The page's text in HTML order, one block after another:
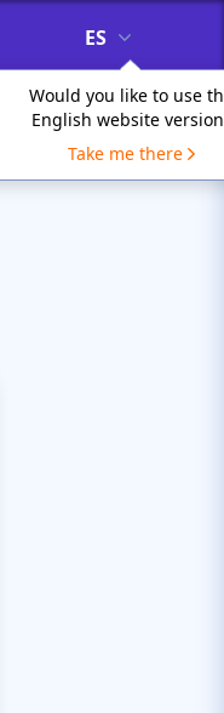
ES
Would you like to use
English website
Take me there